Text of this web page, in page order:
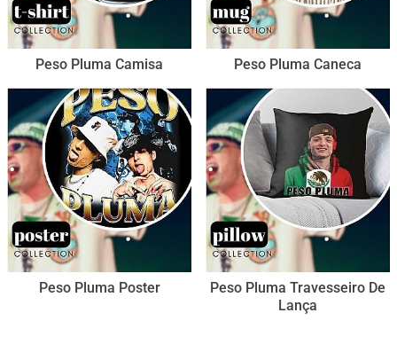
Peso Pluma Camisa Peso Pluma Caneca
Peso Pluma Poster
Peso Pluma Travesseiro De
Lança